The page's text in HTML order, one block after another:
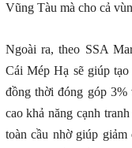
Vũng Tàu mà cho cả
Ngoài ra, theo SSA
Cái Mép Hạ sẽ giúp
đồng thời đóng góp
cao khả năng cạnh
toàn cầu nhờ giúp